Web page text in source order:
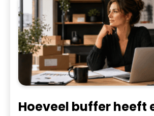
Hoeveel buffer heeft